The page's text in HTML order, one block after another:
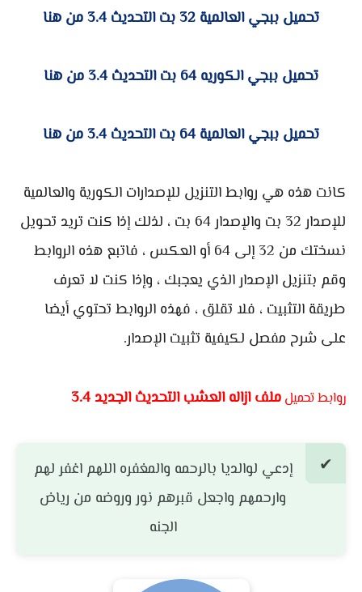
تحميل ببجي العالمية 32 بت التحديث 3.4 من هنا
تحميل ببجي الكوريه 64 بت التحديث 3.4 من هنا
تحميل ببجي العالمية 64 بت التحديث 3.4 من هنا
كانت هذه هي روابط التنزيل للإصدارات الكورية والعالمية
للإصدار 32 بت والإصدار 64 بت ، لذلك إذا كنت تريد تحويل
نسختك من 32 إلى 64 أو العكس ، فاتبع هذه الروابط
وقم بتنزيل الإصدار الذي يعجبك ، وإذا كنت لا تعرف
طريقة التثبيت ، فلا تقلق ، فهذه الروابط تحتوي أيضا
على شرح مفصل لكيفية تثبيت الإصدار.
روابط تحميل ملف ازاله العشب التحديث الجديد 3.4
إدعي لوالديا بالرحمه والمغفره اللهم اغفر لهم
وارحمهم واجعل قبرهم نور وروضه من رياض
الجنه